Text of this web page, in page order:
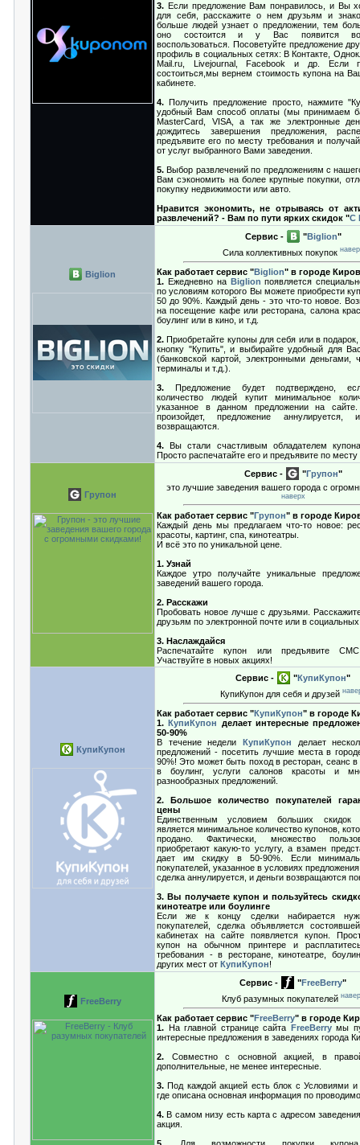
3. Если предложение Вам понравилось, и Вы
для себя, расскажите о нем друзьям и
больше людей узнает о предложении, тем
оно состоится и у Вас появится
воспользоваться. Посоветуйте предложение
профиль в социальных сетях: В Контакте,
Mail.ru, Livejournal, Facebook и др. Если
состоиться,мы вернем стоимость купона на
кабинете.
4. Получить предложение просто, нажмите
удобный Вам способ оплаты (мы принимаем
MasterCard, VISA, а так же электронные
дождитесь завершения предложения,
предъявите его по месту требования и
от услуг выбранного Вами заведения.
5. Выбор развлечений по предложениям с
Вам сэкономить на более крупные покупки,
покупку недвижимости или авто.
Нравится экономить, не отрываясь от
развлечений? - Вам по пути ярких скидок "С
Biglion
Сервис - "Biglion"
Сила коллективных покупок
Как работает сервис "Biglion" в городе
1. Ежедневно на Biglion появляется
по условиям которого Вы можете приобрести
50 до 90%. Каждый день - это что-то новое.
на посещение кафе или ресторана, салона
боулинг или в кино, и т.д.
2. Приобретайте купоны для себя или в
кнопку "Купить", и выбирайте удобный для
(банковской картой, электронными деньгами,
терминалы и т.д.).
3. Предложение будет подтверждено,
количество людей купит минимальное
указанное в данном предложении на
произойдет, предложение
возвращаются.
4. Вы стали счастливым обладателем
Просто распечатайте его и предъявите по
Групон
Сервис - "Групон"
это лучшие заведения вашего города с
наверх
Как работает сервис "Групон" в городе
Каждый день мы предлагаем что-то новое:
красоты, картинг, спа, кинотеатры.
И всё это по уникальной цене.
1. Узнай
Каждое утро получайте уникальные
заведений вашего города.
2. Расскажи
Пробовать новое лучше с друзьями.
друзьям по электронной почте или в
3. Наслаждайся
Распечатайте купон или предъявите
Участвуйте в новых акциях!
КупиКупон
Сервис - "КупиКупон"
КупиКупон для себя и друзей
Как работает сервис "КупиКупон" в городе
1. КупиКупон делает интересные
50-90%
В течение недели
КупиКупон делает
предложений - посетить лучшие места в
90%! Это может быть поход в ресторан, сеанс в
в боулинг, услуги салонов красоты и
разнообразных предложений.
2. Большое количество покупателей
цены
Единственным условием больших
является минимальное количество купонов,
продано. Фактически, множество
приобретают какую-то услугу, а взамен
дает им скидку в 50-90%. Если
покупателей, указанное в условиях
сделка аннулируется, и деньги возвращаются
3. Вы получаете купон и пользуйтесь
кинотеатре или боулинге
Если же к концу сделки набирается
покупателей, сделка объявляется
кабинетах на сайте появляется купон.
купон на обычном принтере и
требования - в ресторане, кинотеатре,
других мест от КупиКупон!
FreeBerry
Сервис - "FreeBerry"
Клуб разумных покупателей
Как работает сервис "FreeBerry" в городе
1. На главной странице сайта FreeBerryмы
интересные предложения в заведениях города
2. Совместно с основной акцией, в
дополнительные, не менее интересные.
3. Под каждой акцией есть блок с Условиями
где описана основная информация по
4. В самом низу есть карта с адресом
акция.